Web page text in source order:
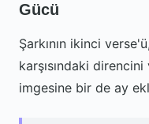
Gücü
Şarkının ikinci
karşısındaki
imgesine bir de ay